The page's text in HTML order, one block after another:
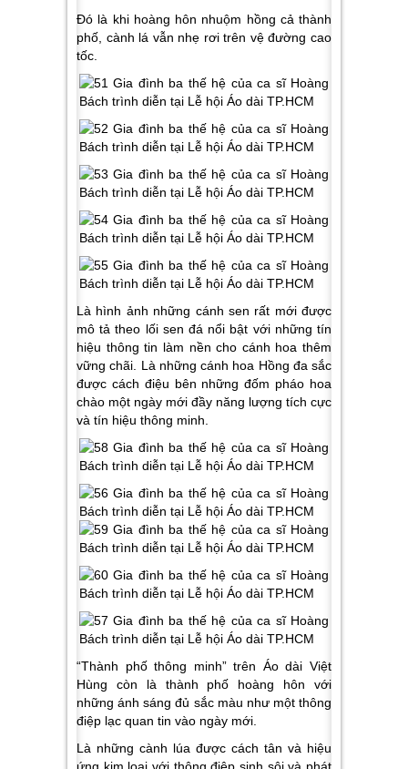
Đó là khi hoàng hôn nhuộm hồng cả thành
phố, cành lá vẫn nhẹ rơi trên vệ đường cao
tốc.
Là hình ảnh những cánh sen rất mới được
mô tả theo lối sen đá nổi bật với những tín
hiệu thông tin làm nền cho cánh hoa thêm
vững chãi. Là những cánh hoa Hồng đa sắc
được cách điệu bên những đốm pháo hoa
chào một ngày mới đầy năng lượng tích cực
và tín hiệu thông minh.
“Thành phố thông minh” trên Áo dài Việt
Hùng còn là thành phố hoàng hôn với
những ánh sáng đủ sắc màu như một thông
điệp lạc quan tin vào ngày mới.
Là những cành lúa được cách tân và hiệu